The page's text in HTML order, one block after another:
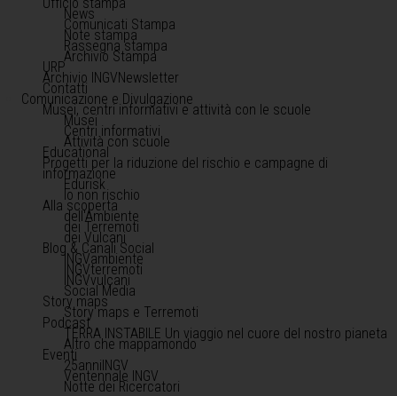
News
Comunicati Stampa
Note stampa
Rassegna stampa
Archivio Stampa
URP
Archivio INGVNewsletter
Contatti
Comunicazione e Divulgazione
Musei, centri informativi e attività con le scuole
Musei
Centri informativi
Attività con scuole
Educational
Progetti per la riduzione del rischio e campagne di
informazione
Edurisk
Io non rischio
Alla scoperta
dell'Ambiente
dei Terremoti
dei Vulcani
Blog & Canali Social
INGVambiente
INGVterremoti
INGVvulcani
Social Media
Story maps
Story maps e Terremoti
Podcast
TERRA INSTABILE Un viaggio nel cuore del nostro pianeta
Altro che mappamondo
Eventi
25anniINGV
Ventennale INGV
Notte dei Ricercatori